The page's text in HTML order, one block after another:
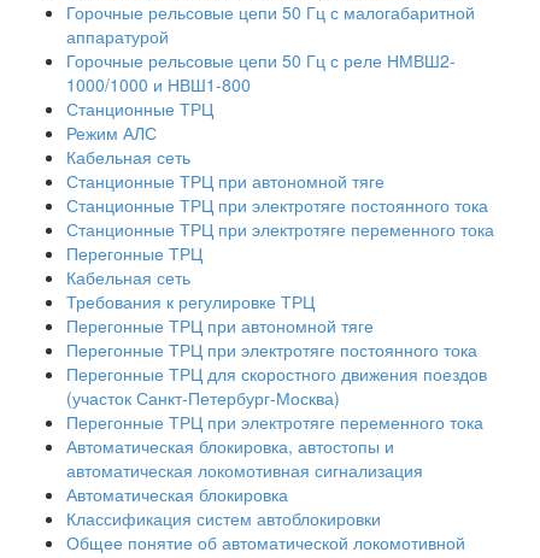
Горочные рельсовые цепи 50 Гц с малогабаритной
аппаратурой
Горочные рельсовые цепи 50 Гц с реле НМВШ2-
1000/1000 и НВШ1-800
Станционные ТРЦ
Режим АЛС
Кабельная сеть
Станционные ТРЦ при автономной тяге
Станционные ТРЦ при электротяге постоянного тока
Станционные ТРЦ при электротяге переменного тока
Перегонные ТРЦ
Кабельная сеть
Требования к регулировке ТРЦ
Перегонные ТРЦ при автономной тяге
Перегонные ТРЦ при электротяге постоянного тока
Перегонные ТРЦ для скоростного движения поездов
(участок Санкт-Петербург-Москва)
Перегонные ТРЦ при электротяге переменного тока
Автоматическая блокировка, автостопы и
автоматическая локомотивная сигнализация
Автоматическая блокировка
Классификация систем автоблокировки
Общее понятие об автоматической локомотивной